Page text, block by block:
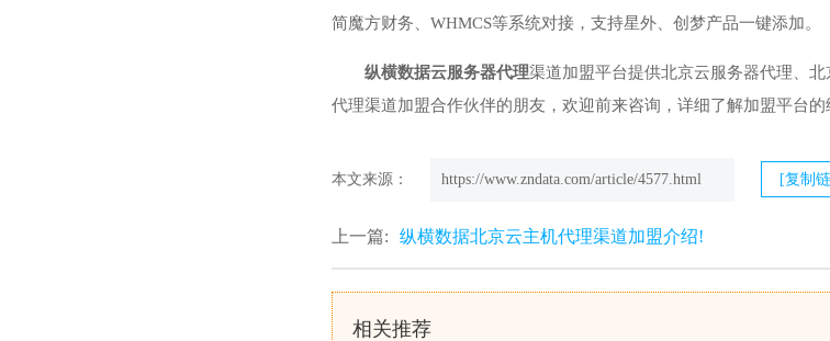
简魔方财务、WHMCS等系统对接，支持星外、创梦产品一键添加。
纵横数据云服务器代理渠道加盟平台提供北京云服务器代理、
代理渠道加盟合作伙伴的朋友，欢迎前来咨询，详细了解加盟平台的
本文来源： https://www.zndata.com/article/4577.html [复制
上一篇: 纵横数据北京云主机代理渠道加盟介绍!
相关推荐